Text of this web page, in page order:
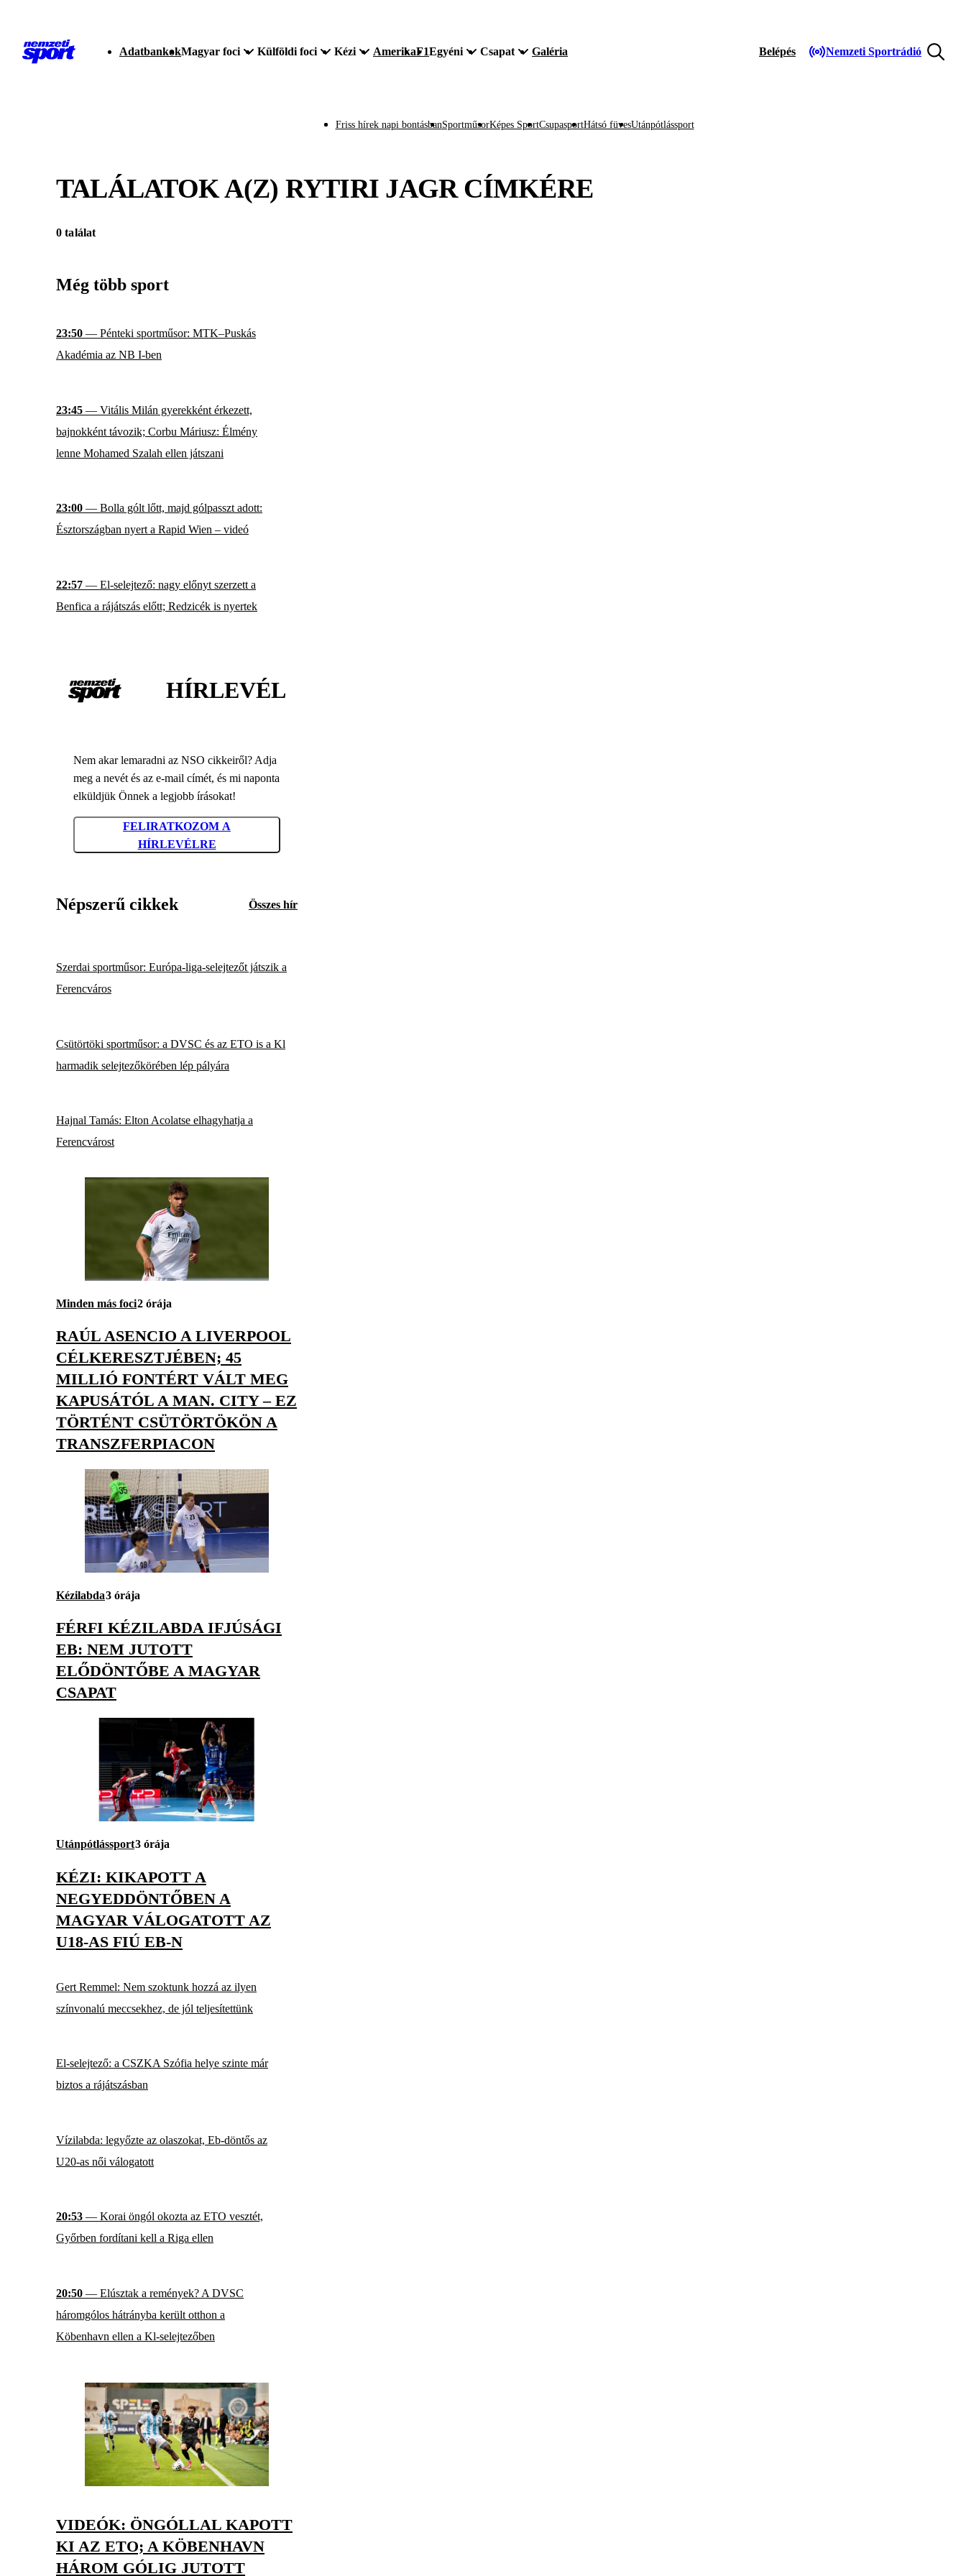
AdatbankokMagyar foci Külföldi foci Kézi AmerikaF1Egyéni Csapat Galéria Belépés Nemzeti Sportrádió
Friss hírek napi bontásbanSportműsorKépes SportCsupasportHátsó füvesUtánpótlássport
TALÁLATOK A(Z) RYTIRI JAGRCÍMKÉRE
0 találat
Még több sport
23:50 — Pénteki sportműsor: MTK–Puskás
Akadémia az NB I-ben
23:45 — Vitális Milán gyerekként érkezett,
bajnokként távozik; Corbu Máriusz: Élmény
lenne Mohamed Szalah ellen játszani
23:00 — Bolla gólt lőtt, majd gólpasszt adott:
Észtországban nyert a Rapid Wien – videó
22:57 — El-selejtező: nagy előnyt szerzett a
Benfica a rájátszás előtt; Redzicék is nyertek
HÍRLEVÉL
Nem akar lemaradni az NSO cikkeiről? Adja
meg a nevét és az e-mail címét, és mi naponta
elküldjük Önnek a legjobb írásokat!
FELIRATKOZOM A
HÍRLEVÉLRE
Népszerű cikkek Összes hír
Szerdai sportműsor: Európa-liga-selejtezőt játszik a
Ferencváros
Csütörtöki sportműsor: a DVSC és az ETO is a Kl
harmadik selejtezőkörében lép pályára
Hajnal Tamás: Elton Acolatse elhagyhatja a
Ferencvárost
Minden más foci2 órája
RAÚL ASENCIO A LIVERPOOL
CÉLKERESZTJÉBEN; 45
MILLIÓ FONTÉRT VÁLT MEG
KAPUSÁTÓL A MAN. CITY – EZ
TÖRTÉNT CSÜTÖRTÖKÖN A
TRANSZFERPIACON
Kézilabda3 órája
FÉRFI KÉZILABDA IFJÚSÁGI
EB: NEM JUTOTT
ELŐDÖNTŐBE A MAGYAR
CSAPAT
Utánpótlássport3 órája
KÉZI: KIKAPOTT A
NEGYEDDÖNTŐBEN A
MAGYAR VÁLOGATOTT AZ
U18-AS FIÚ EB-N
Gert Remmel: Nem szoktunk hozzá az ilyen
színvonalú meccsekhez, de jól teljesítettünk
El-selejtező: a CSZKA Szófia helye szinte már
biztos a rájátszásban
Vízilabda: legyőzte az olaszokat, Eb-döntős az
U20-as női válogatott
20:53 — Korai öngól okozta az ETO vesztét,
Győrben fordítani kell a Riga ellen
20:50 — Elúsztak a remények? A DVSC
háromgólos hátrányba került otthon a
Köbenhavn ellen a Kl-selejtezőben
VIDEÓK: ÖNGÓLLAL KAPOTT
KI AZ ETO; A KÖBENHAVN
HÁROM GÓLIG JUTOTT